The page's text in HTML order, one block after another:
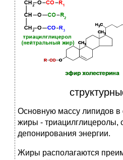
Основную массу липидов в
жиры -
депонирования энергии.
Жиры располагаются